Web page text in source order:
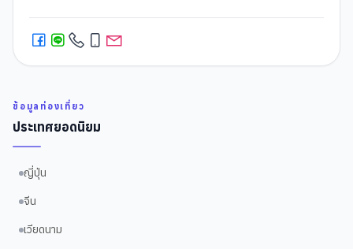
ข้อมูลท่องเที่ยว
ประเทศยอดนิยม
ญี่ปุ่น
จีน
เวียดนาม